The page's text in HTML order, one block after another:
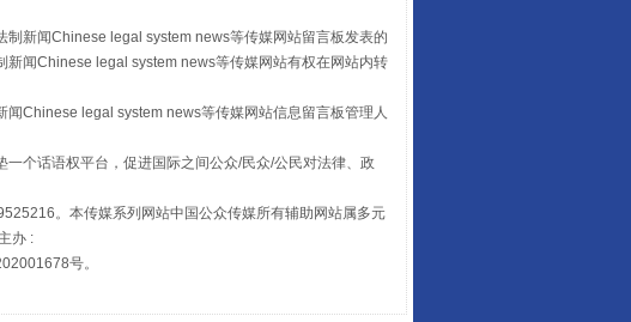
新闻Chinese legal system news等传媒网站留言板发表的
闻Chinese legal system news等传媒网站有权在网站内转
Chinese legal system news等传媒网站信息留言板管理人
个话语权平台，促进国际之间公众/民众/公民对法律、政
。本传媒系列网站中国公众传媒所有辅助网站属多元
办 :
号。